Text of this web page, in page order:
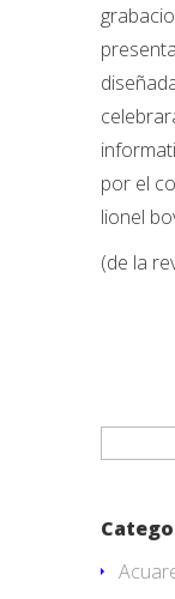
por el
lionel
(de la
Buscar: